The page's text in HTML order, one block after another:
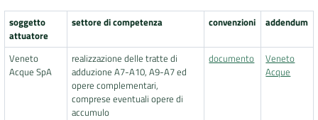
soggetto
attuatore
settore di competenza convenzioni addendum
Veneto
Acque SpA
realizzazione delle tratte di
adduzione A7-A10, A9-A7 ed
opere complementari,
comprese eventuali opere di
accumulo
documento
Veneto
Acque